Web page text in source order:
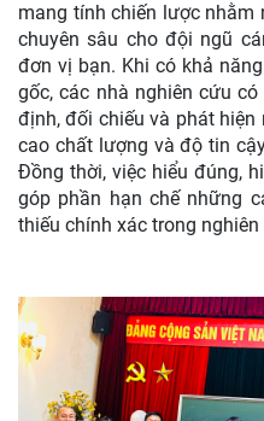
mang tính chiến lược nhằm
chuyên sâu cho đội ngũ
đơn vị bạn. Khi có khả
gốc, các nhà nghiên cứu
định, đối chiếu và phát
cao chất lượng và độ tin
Đồng thời, việc hiểu đúng,
góp phần hạn chế những
thiếu chính xác trong